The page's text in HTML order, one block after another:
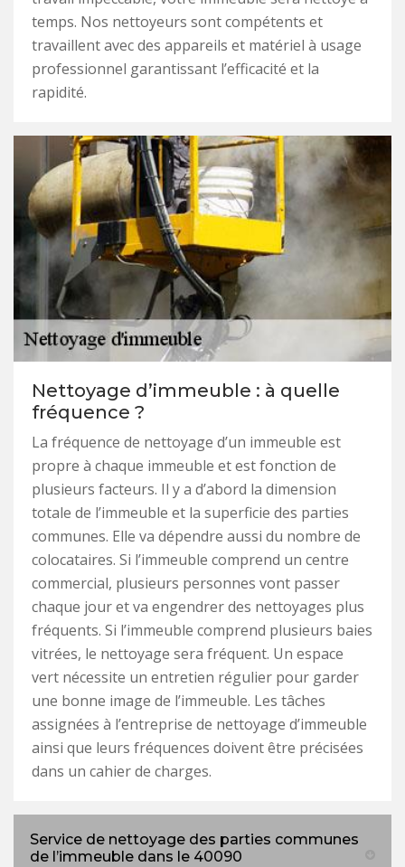
temps. Nos nettoyeurs sont compétents et
travaillent avec des appareils et matériel à usage
professionnel garantissant l’efficacité et la
rapidité.
Nettoyage d’immeuble : à quelle
fréquence ?
La fréquence de nettoyage d’un immeuble est
propre à chaque immeuble et est fonction de
plusieurs facteurs. Il y a d’abord la dimension
totale de l’immeuble et la superficie des parties
communes. Elle va dépendre aussi du nombre de
colocataires. Si l’immeuble comprend un centre
commercial, plusieurs personnes vont passer
chaque jour et va engendrer des nettoyages plus
fréquents. Si l’immeuble comprend plusieurs baies
vitrées, le nettoyage sera fréquent. Un espace
vert nécessite un entretien régulier pour garder
une bonne image de l’immeuble. Les tâches
assignées à l’entreprise de nettoyage d’immeuble
ainsi que leurs fréquences doivent être précisées
dans un cahier de charges.
Service de nettoyage des parties communes
de l’immeuble dans le 40090